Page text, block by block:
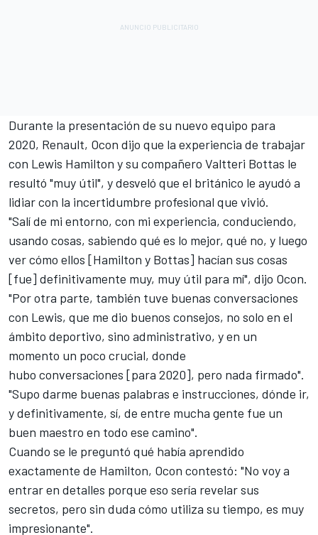
Durante la presentación de su nuevo equipo para
2020, Renault, Ocon dijo que la experiencia de trabajar
con Lewis Hamilton y su compañero Valtteri Bottas le
resultó "muy útil", y desveló que el británico le ayudó a
lidiar con la incertidumbre profesional que vivió.
"Salí de mi entorno, con mi experiencia, conduciendo,
usando cosas, sabiendo qué es lo mejor, qué no, y luego
ver cómo ellos [Hamilton y Bottas] hacían sus cosas
[fue] definitivamente muy, muy útil para mí", dijo Ocon.
"Por otra parte, también tuve buenas conversaciones
con Lewis, que me dio buenos consejos, no solo en el
ámbito deportivo, sino administrativo, y en un
momento un poco crucial, donde
hubo conversaciones [para 2020], pero nada firmado".
"Supo darme buenas palabras e instrucciones, dónde ir,
y definitivamente, sí, de entre mucha gente fue un
buen maestro en todo ese camino".
Cuando se le preguntó qué había aprendido
exactamente de Hamilton, Ocon contestó: "No voy a
entrar en detalles porque eso sería revelar sus
secretos, pero sin duda cómo utiliza su tiempo, es muy
impresionante".